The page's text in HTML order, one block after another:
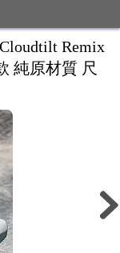
Remix
純原材質 尺